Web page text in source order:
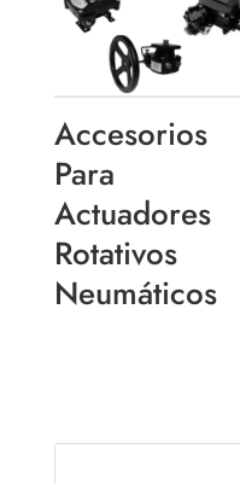
Accesorios
Para
Actuadores
Rotativos
Neumáticos